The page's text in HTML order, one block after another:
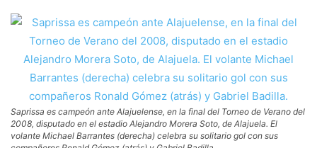
Saprissa es campeón ante Alajuelense, en la final del Torneo de Verano del
2008, disputado en el estadio Alejandro Morera Soto, de Alajuela. El
volante Michael Barrantes (derecha) celebra su solitario gol con sus